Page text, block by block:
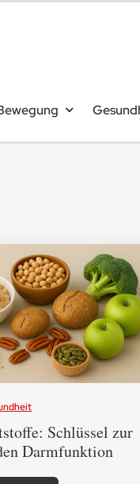
Schlüssel zur
Darmfunktion